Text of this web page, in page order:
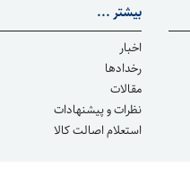
بیشتر ...
اخبار
رخدادها
مقالات
نظرات و پیشنهادات
استعلام اصالت كالا